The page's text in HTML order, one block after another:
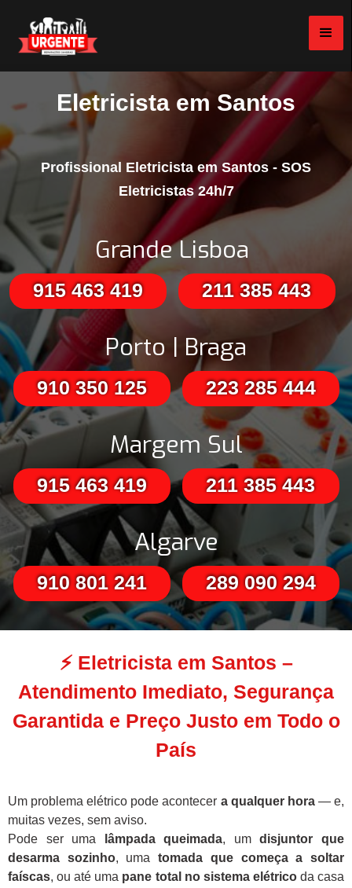
Eletricista em Santos
Profissional Eletricista em Santos - SOS
Eletricistas 24h/7
Grande Lisboa
915 463 419 211 385 443
Porto | Braga
910 350 125 223 285 444
Margem Sul
915 463 419 211 385 443
Algarve
910 801 241 289 090 294
⚡ Eletricista em Santos –
Atendimento Imediato, Segurança
Garantida e Preço Justo em Todo o
País
Um problema elétrico pode acontecer a qualquer hora— e,
muitas vezes, sem aviso.
Pode ser uma
lâmpada queimada, umdisjuntor que
desarma sozinho, umatomada que começa a soltar
faíscas, ou até uma pane total no sistema elétricoda casa